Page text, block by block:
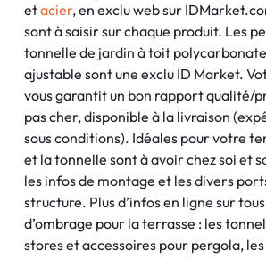
etacier, en exclu web sur
sont à saisir sur chaque produit. Les
tonnelle de jardin à toit
ajustable sont une exclu ID Market.
vous garantit un bon rapport qualité/
pas cher, disponible à la livraison
sous conditions). Idéales pour votre
et la tonnelle sont à avoir chez soi et
les infos de montage et les divers
structure. Plus d’infos en ligne sur
d’ombrage pour la terrasse : les
stores et accessoires pour pergola,